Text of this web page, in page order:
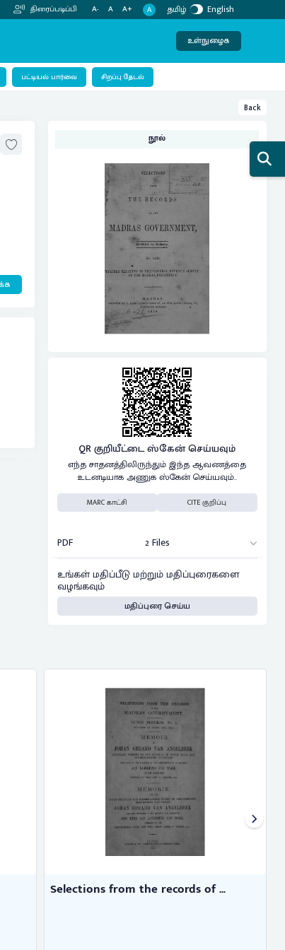
திரைப்படிப்பி A- A A+ A தமிழ் English
உள்நுழைக
பட்டியல் பார்வை சிறப்பு தேடல்
Back
நூல்
QR குறியீட்டை ஸ்கேன் செய்யவும்
எந்த சாதனத்திலிருந்தும் இந்த ஆவணத்தை
உடனடியாக அணுக ஸ்கேன் செய்யவும்..
MARC காட்சி CITE குறிப்பு
PDF 2 Files
உங்கள் மதிப்பீடு மற்றும் மதிப்புரைகளை
வழங்கவும்
மதிப்புரை செய்ய
Selections from the records of ...